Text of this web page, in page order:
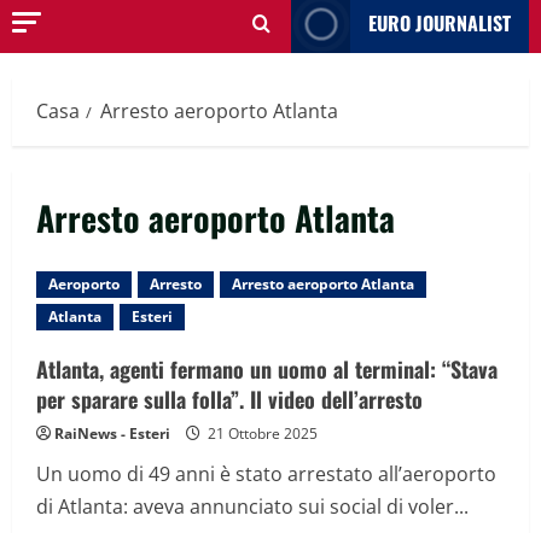
EURO JOURNALIST
Casa Arresto aeroporto Atlanta
Arresto aeroporto Atlanta
Aeroporto Arresto
Arresto aeroporto Atlanta
Atlanta
Esteri
Atlanta, agenti fermano un uomo al terminal: “Stava
per sparare sulla folla”. Il video dell’arresto
RaiNews - Esteri 21 Ottobre 2025
Un uomo di 49 anni è stato arrestato all’aeroporto
di Atlanta: aveva annunciato sui social di voler...